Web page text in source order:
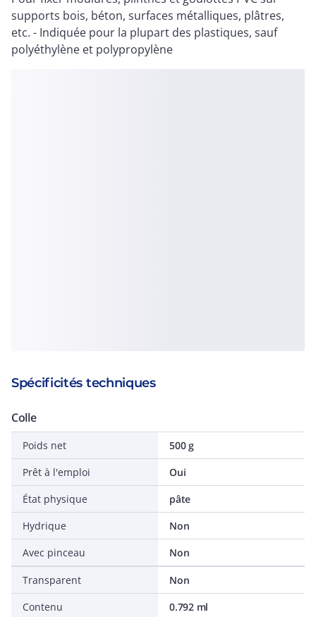
supports bois, béton, surfaces métalliques, plâtres,
etc. - Indiquée pour la plupart des plastiques, sauf
polyéthylène et polypropylène
Spécificités techniques
Colle
Poids net
500 g
Prêt à l'emploi
Oui
État physique
pâte
Hydrique
Non
Avec pinceau
Non
Transparent
Non
Contenu
0.792 ml